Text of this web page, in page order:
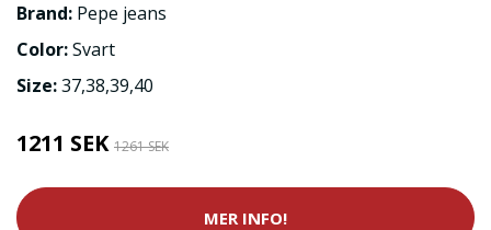
Brand: Pepe jeans
Color:Svart
Size:37,38,39,40
1211 SEK 1261 SEK
MER INFO!